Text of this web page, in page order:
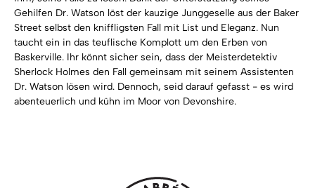
Gehilfen Dr. Watson löst der kauzige Junggeselle aus der Baker
Street selbst den kniffligsten Fall mit List und Eleganz. Nun
taucht ein in das teuflische Komplott um den Erben von
Baskerville. Ihr könnt sicher sein, dass der Meisterdetektiv
Sherlock Holmes den Fall gemeinsam mit seinem Assistenten
Dr. Watson lösen wird. Dennoch, seid darauf gefasst - es wird
abenteuerlich und kühn im Moor von Devonshire.